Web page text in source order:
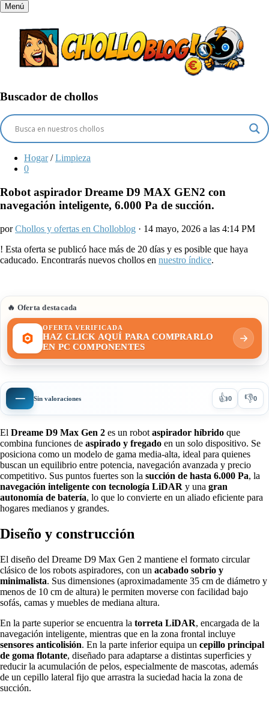
Menú
Buscador de chollos
Hogar / Limpieza
0
Robot aspirador Dreame D9 MAX GEN2 con
navegación inteligente, 6.000 Pa de succión.
porChollos y ofertas en Cholloblog · 14 mayo, 2026 a las 4:14 PM
! Esta oferta se publicó hace más de 20 días y es posible que haya
caducado. Encontrarás nuevos chollos en nuestro índice.
🔥 Oferta destacada
OFERTA VERIFICADA
HAZ CLICK AQUÍ PARA COMPRARLO
EN PC COMPONENTES
— Sin valoraciones 👍0 👎0
El Dreame D9 Max Gen 2 es un robot aspirador híbrido que
combina funciones de aspirado y fregado en un solo dispositivo. Se
posiciona como un modelo de gama media-alta, ideal para quienes
buscan un equilibrio entre potencia, navegación avanzada y precio
competitivo. Sus puntos fuertes son la succión de hasta 6.000 Pa, la
navegación inteligente con tecnología LiDAR y una gran
autonomía de batería, lo que lo convierte en un aliado eficiente para
hogares medianos y grandes.
Diseño y construcción
El diseño del Dreame D9 Max Gen 2 mantiene el formato circular
clásico de los robots aspiradores, con un acabado sobrio y
minimalista. Sus dimensiones (aproximadamente 35 cm de diámetro y
menos de 10 cm de altura) le permiten moverse con facilidad bajo
sofás, camas y muebles de mediana altura.
En la parte superior se encuentra la torreta LiDAR, encargada de la
navegación inteligente, mientras que en la zona frontal incluye
sensores anticolisión. En la parte inferior equipa un cepillo principal
de goma flotante, diseñado para adaptarse a distintas superficies y
reducir la acumulación de pelos, especialmente de mascotas, además
de un cepillo lateral fijo que arrastra la suciedad hacia la zona de
succión.